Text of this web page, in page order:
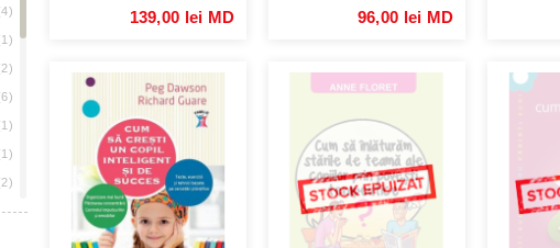
4
1
2
6
1
1
2
1
139,00 lei MD 96,00 lei MD